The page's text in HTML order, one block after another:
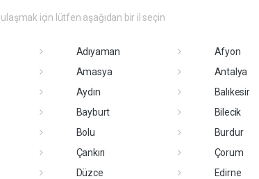
için lütfen aşağıdan bir il seçin
Adıyaman Afyon
Amasya Antalya
Aydın Balıkesir
Bayburt Bilecik
Bolu Burdur
Çankırı Çorum
Düzce Edirne